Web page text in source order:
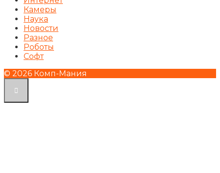
Камеры
Наука
Новости
Разное
Роботы
Софт
© 2026 Комп-Мания